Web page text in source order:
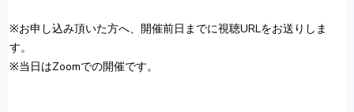
※お申し込み頂いた方へ、開催前日までに視聴URLをお送りしま
す。
※当日はZoomでの開催です。